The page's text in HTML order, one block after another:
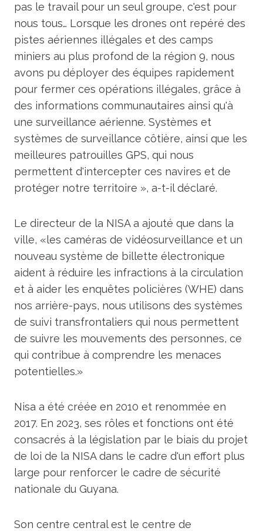
pas le travail pour un seul groupe, c'est pour
nous tous… Lorsque les drones ont repéré des
pistes aériennes illégales et des camps
miniers au plus profond de la région 9, nous
avons pu déployer des équipes rapidement
pour fermer ces opérations illégales, grâce à
des informations communautaires ainsi qu'à
une surveillance aérienne. Systèmes et
systèmes de surveillance côtière, ainsi que les
meilleures patrouilles GPS, qui nous
permettent d'intercepter ces navires et de
protéger notre territoire », a-t-il déclaré.
Le directeur de la NISA a ajouté que dans la
ville, «les caméras de vidéosurveillance et un
nouveau système de billette électronique
aident à réduire les infractions à la circulation
et à aider les enquêtes policières (WHE) dans
nos arrière-pays, nous utilisons des systèmes
de suivi transfrontaliers qui nous permettent
de suivre les mouvements des personnes, ce
qui contribue à comprendre les menaces
potentielles.»
Nisa a été créée en 2010 et renommée en
2017. En 2023, ses rôles et fonctions ont été
consacrés à la législation par le biais du projet
de loi de la NISA dans le cadre d'un effort plus
large pour renforcer le cadre de sécurité
nationale du Guyana.
Son centre central est le centre de